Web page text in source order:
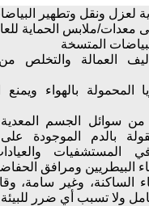
لعزل ونقل وتطهير
معدات/ملابس الحماية
المتسخة
العمالة والتخلص
المحمولة بالهواء
من سوائل الجسم
بالدم الموجودة
المستشفيات
البيطريين ومرافق
الساكنة، وغير سامة،
ولا تسبب أي ضرر للبيئة